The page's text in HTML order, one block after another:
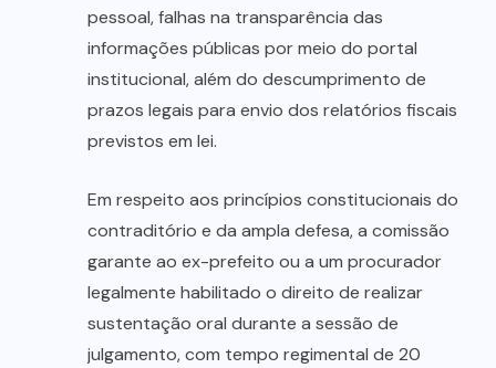
pessoal, falhas na transparência das
informações públicas por meio do portal
institucional, além do descumprimento de
prazos legais para envio dos relatórios fiscais
previstos em lei.
Em respeito aos princípios constitucionais do
contraditório e da ampla defesa, a comissão
garante ao ex-prefeito ou a um procurador
legalmente habilitado o direito de realizar
sustentação oral durante a sessão de
julgamento, com tempo regimental de 20